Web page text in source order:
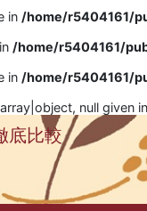
in /home/r5404161/
/home/r5404161/
in /home/r5404161/
null given in
底比較